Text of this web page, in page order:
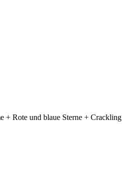
+ Rote und blaue Sterne + Crackling